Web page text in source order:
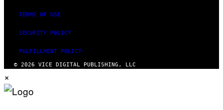
TERMS OF USE
SECURITY POLICY
FULFILLMENT POLICY
© 2026 VICE DIGITAL PUBLISHING, LLC
×